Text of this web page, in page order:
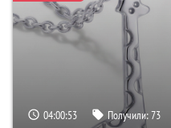
04:00:52 Получили:73